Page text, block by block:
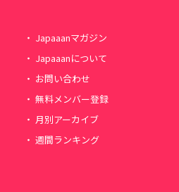
Japaaanマガジン
Japaaanについて
お問い合わせ
無料メンバー登録
月別アーカイブ
週間ランキング